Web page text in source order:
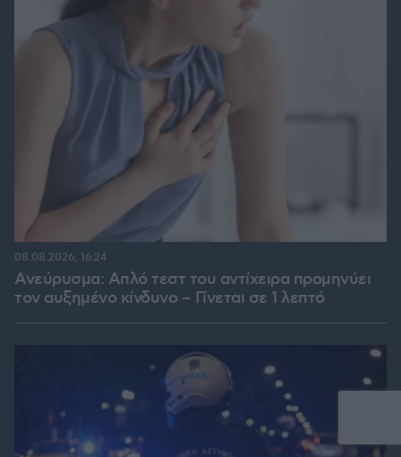
Ανεύρυσμα: Απλό τεστ του αντίχειρα προμηνύει
τον αυξημένο κίνδυνο – Γίνεται σε 1 λεπτό
08.08.2026, 16:24